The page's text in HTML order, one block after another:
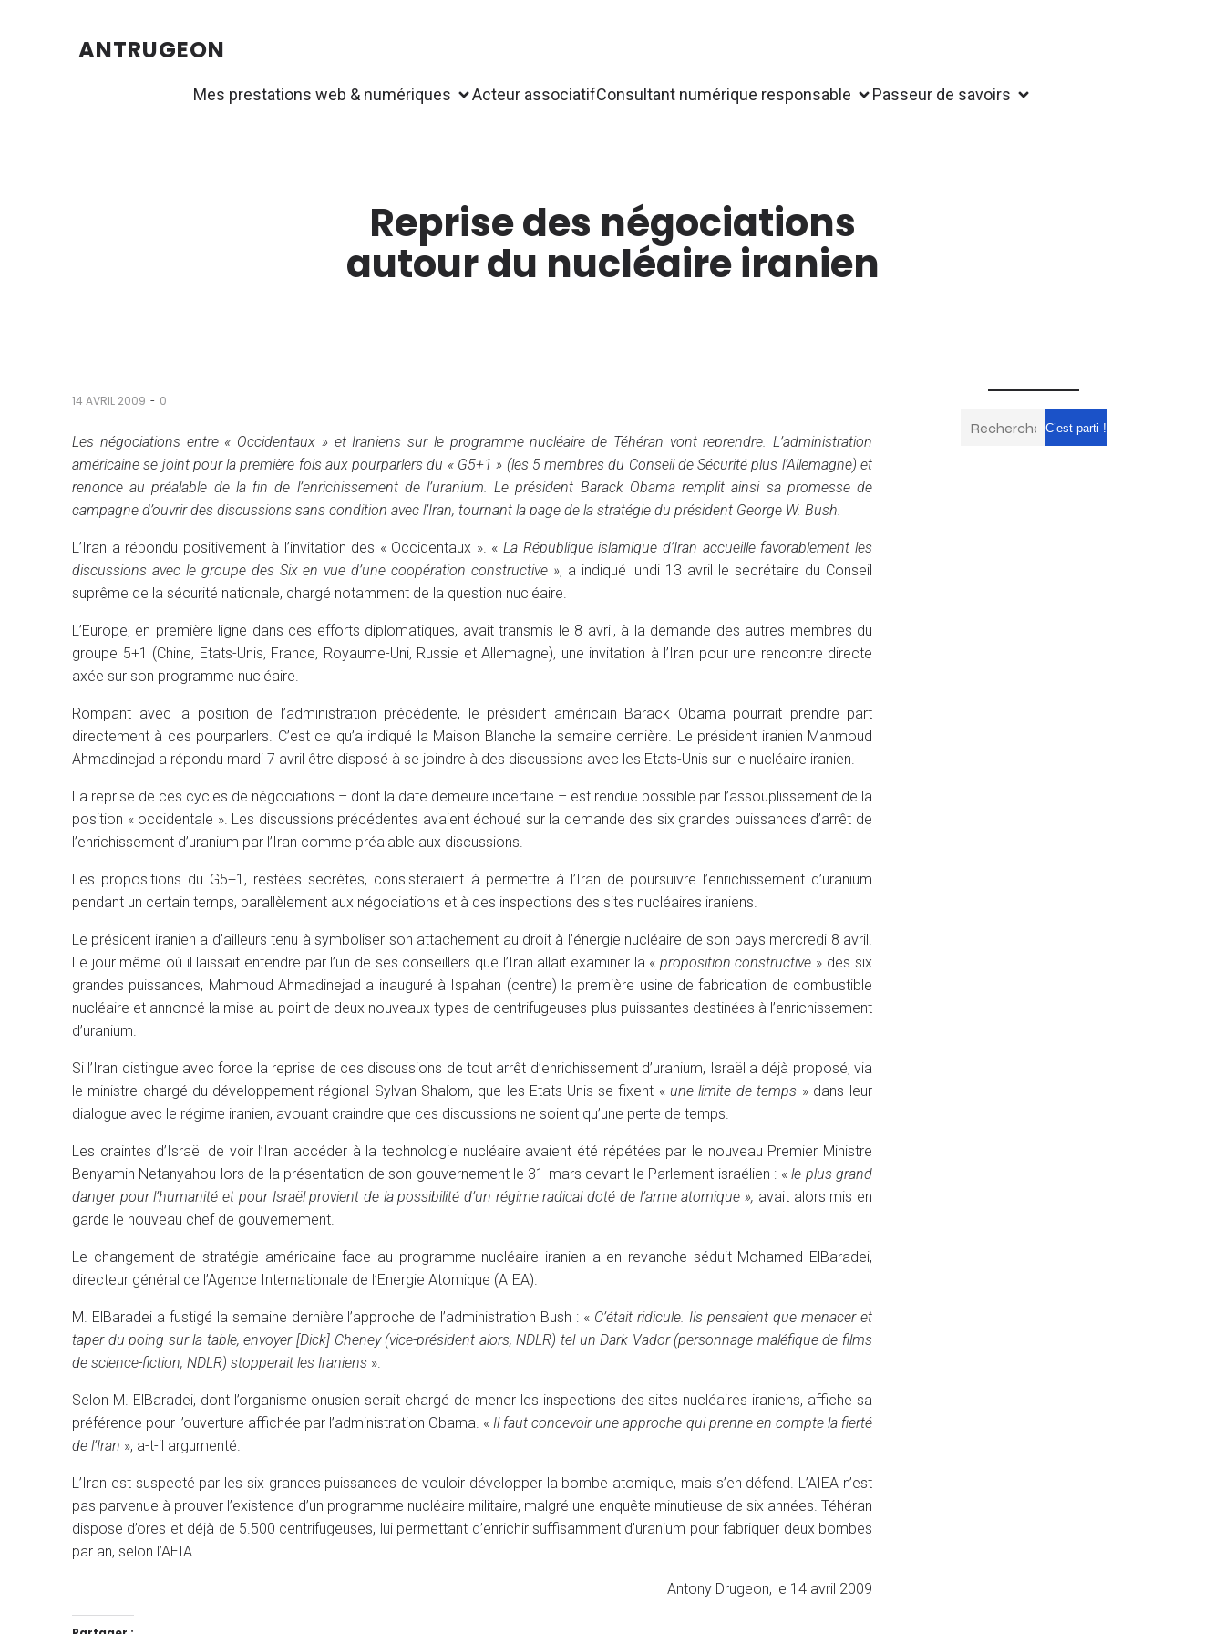
ANTRUGEON
Mes prestations web & numériques Acteur associatifConsultant numérique responsable Passeur de savoirs
Reprise des négociations
autour du nucléaire iranien
14 AVRIL 2009 - 0
Les négociations entre « Occidentaux » et Iraniens sur le programme nucléaire de Téhéran vont reprendre. L’administration
américaine se joint pour la première fois aux pourparlers du « G5+1 » (les 5 membres du Conseil de Sécurité plus l’Allemagne) et
renonce au préalable de la fin de l’enrichissement de l’uranium. Le président Barack Obama remplit ainsi sa promesse de
campagne d’ouvrir des discussions sans condition avec l’Iran, tournant la page de la stratégie du président George W. Bush.
L’Iran a répondu positivement à l’invitation des « Occidentaux ». « La République islamique d’Iran accueille favorablement les
discussions avec le groupe des Six en vue d’une coopération constructive », a indiqué lundi 13 avril le secrétaire du Conseil
suprême de la sécurité nationale, chargé notamment de la question nucléaire.
L’Europe, en première ligne dans ces efforts diplomatiques, avait transmis le 8 avril, à la demande des autres membres du
groupe 5+1 (Chine, Etats-Unis, France, Royaume-Uni, Russie et Allemagne), une invitation à l’Iran pour une rencontre directe
axée sur son programme nucléaire.
Rompant avec la position de l’administration précédente, le président américain Barack Obama pourrait prendre part
directement à ces pourparlers. C’est ce qu’a indiqué la Maison Blanche la semaine dernière. Le président iranien Mahmoud
Ahmadinejad a répondu mardi 7 avril être disposé à se joindre à des discussions avec les Etats-Unis sur le nucléaire iranien.
La reprise de ces cycles de négociations – dont la date demeure incertaine – est rendue possible par l’assouplissement de la
position « occidentale ». Les discussions précédentes avaient échoué sur la demande des six grandes puissances d’arrêt de
l’enrichissement d’uranium par l’Iran comme préalable aux discussions.
Les propositions du G5+1, restées secrètes, consisteraient à permettre à l’Iran de poursuivre l’enrichissement d’uranium
pendant un certain temps, parallèlement aux négociations et à des inspections des sites nucléaires iraniens.
Le président iranien a d’ailleurs tenu à symboliser son attachement au droit à l’énergie nucléaire de son pays mercredi 8 avril.
Le jour même où il laissait entendre par l’un de ses conseillers que l’Iran allait examiner la « proposition constructive » des six
grandes puissances, Mahmoud Ahmadinejad a inauguré à Ispahan (centre) la première usine de fabrication de combustible
nucléaire et annoncé la mise au point de deux nouveaux types de centrifugeuses plus puissantes destinées à l’enrichissement
d’uranium.
Si l’Iran distingue avec force la reprise de ces discussions de tout arrêt d’enrichissement d’uranium, Israël a déjà proposé, via
le ministre chargé du développement régional Sylvan Shalom, que les Etats-Unis se fixent « une limite de temps » dans leur
dialogue avec le régime iranien, avouant craindre que ces discussions ne soient qu’une perte de temps.
Les craintes d’Israël de voir l’Iran accéder à la technologie nucléaire avaient été répétées par le nouveau Premier Ministre
Benyamin Netanyahou lors de la présentation de son gouvernement le 31 mars devant le Parlement israélien : « le plus grand
danger pour l’humanité et pour Israël provient de la possibilité d’un régime radical doté de l’arme atomique », avait alors mis en
garde le nouveau chef de gouvernement.
Le changement de stratégie américaine face au programme nucléaire iranien a en revanche séduit Mohamed ElBaradei,
directeur général de l’Agence Internationale de l’Energie Atomique (AIEA).
M. ElBaradei a fustigé la semaine dernière l’approche de l’administration Bush : « C’était ridicule. Ils pensaient que menacer et
taper du poing sur la table, envoyer [Dick] Cheney (vice-président alors, NDLR) tel un Dark Vador (personnage maléfique de films
de science-fiction, NDLR) stopperait les Iraniens ».
Selon M. ElBaradei, dont l’organisme onusien serait chargé de mener les inspections des sites nucléaires iraniens, affiche sa
préférence pour l’ouverture affichée par l’administration Obama. « Il faut concevoir une approche qui prenne en compte la fierté
de l’Iran », a-t-il argumenté.
L’Iran est suspecté par les six grandes puissances de vouloir développer la bombe atomique, mais s’en défend. L’AIEA n’est
pas parvenue à prouver l’existence d’un programme nucléaire militaire, malgré une enquête minutieuse de six années. Téhéran
dispose d’ores et déjà de 5.500 centrifugeuses, lui permettant d’enrichir suffisamment d’uranium pour fabriquer deux bombes
par an, selon l’AEIA.
Antony Drugeon, le 14 avril 2009
C’est parti !